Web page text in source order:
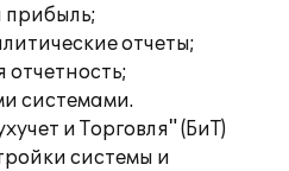
прибыль;
отчеты;
системами.
и Торговля" (БиТ)
системы и